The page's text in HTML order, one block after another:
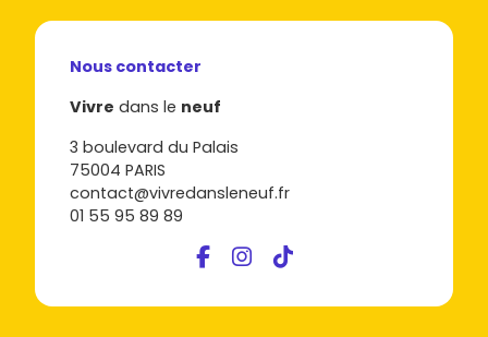
Nous contacter
Vivre dans le neuf
3 boulevard du Palais
75004 PARIS
contact@vivredansleneuf.fr
01 55 95 89 89